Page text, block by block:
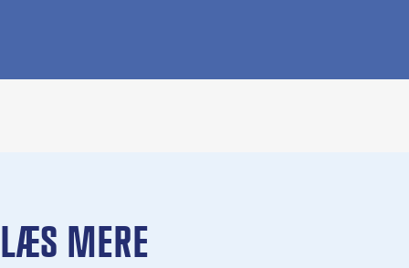
LÆS MERE